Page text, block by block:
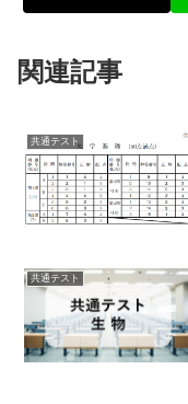
関連記事
共通テスト
共通テスト